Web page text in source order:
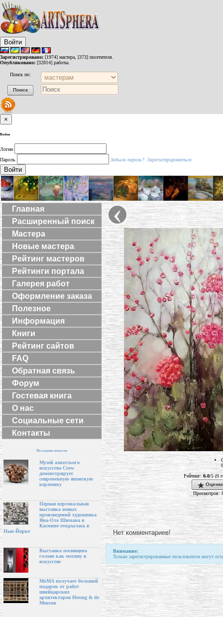
Войти
Зарегистрировано: [1974] мастера, [373] посетителя.
Опубликовано: [32814] работы.
Поиск по:
×
Войти
Логин
Пароль
Забыли пароль? Зарегистрироваться
Войти
Главная
Расширенный поиск
Мастера
Новые мастера
Рейтинг мастеров
Рейтинги портала
Галерея работ
Оформление заказа
Полезное
Информация
Книги
Рейтинг сайтов
FAQ
Обратная связь
Форум
Гостевая книга
О нас
Социальные сети
Контакты
Последние новости
Музей азиатского
искусства Crow
демонстрирует
современную японскую
керамику
Первая персональная
выставка новых
произведений художника
Яна-Оле Шимана в
Касмине открылась в
Нью-Йорке
Выставка посвящена
голове как мотиву в
искусстве
МоМА получает большой
подарок от работ
швейцарских
архитекторов Herzog & de
Meuron
‹
Рейтинг:0.0/5 (0
Просмотров:
Нет комментариев!
Внимание:
Только зарегистрированные пользователи могут